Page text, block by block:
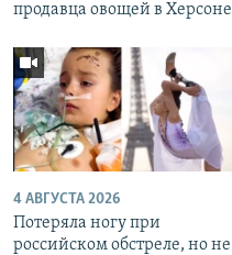
продавца овощей в Херсоне
4 АВГУСТА 2026
Потеряла ногу при
российском обстреле, но не